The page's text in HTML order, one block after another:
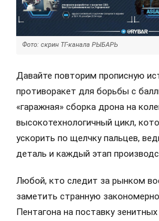
Фото: скрин ТГ-канала РЫБАРЬ
Давайте повторим прописную
противоракет для борьбы с
«гаражная» сборка дрона на
высокотехнологичный цикл,
ускорить по щелчку пальцев,
деталь и каждый этап
Любой, кто следит за рынком
заметить странную
Пентагона на поставку